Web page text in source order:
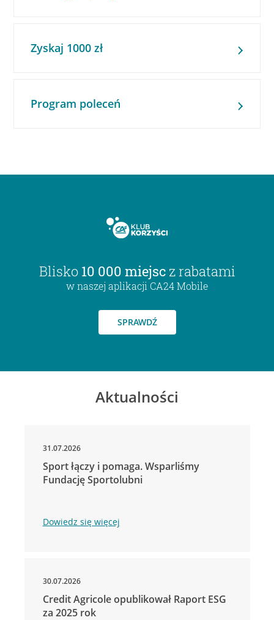
Zyskaj 1000 zł
Program poleceń
Blisko 10 000 miejsc z rabatami
w naszej aplikacji CA24 Mobile
SPRAWDŹ
Aktualności
31.07.2026
Sport łączy i pomaga. Wsparliśmy
Fundację Sportolubni
Dowiedz się więcej
30.07.2026
Credit Agricole opublikował Raport ESG
za 2025 rok